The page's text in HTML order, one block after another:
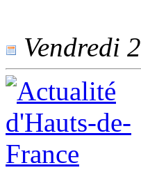
Vendredi